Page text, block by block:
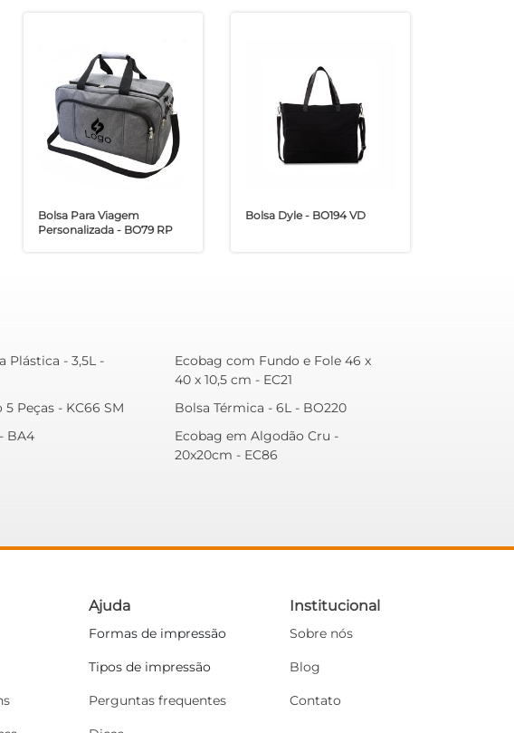
Bolsa Para Viagem
Personalizada - BO79 RP
Bolsa Dyle - BO194 VD
Plástica - 3,5L -
Peças - KC66 SM
BA4
Ecobag com Fundo e Fole 46 x
40 x 10,5 cm - EC21
Bolsa Térmica - 6L - BO220
Ecobag em Algodão Cru -
20x20cm - EC86
Ajuda
Formas de impressão
Tipos de impressão
Perguntas frequentes
Institucional
Sobre nós
Blog
Contato